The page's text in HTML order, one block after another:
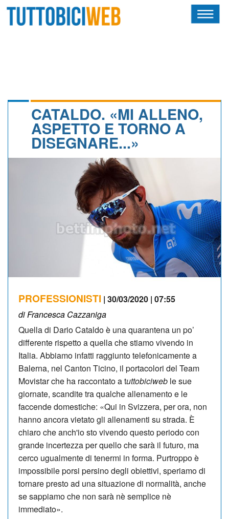
CALENDARIO
CATALDO. «MI ALLENO,
ASPETTO E TORNO A
DISEGNARE...»
PROFESSIONISTI | 30/03/2020 | 07:55
di Francesca Cazzaniga
Quella di Dario Cataldo è una quarantena un po’
differente rispetto a quella che stiamo vivendo in
Italia. Abbiamo infatti raggiunto telefonicamente a
Balerna, nel Canton Ticino, il portacolori del Team
Movistar che ha raccontato a tuttobiciweb le sue
giornate, scandite tra qualche allenamento e le
faccende domestiche: «Qui in Svizzera, per ora, non
hanno ancora vietato gli allenamenti su strada. È
chiaro che anch'io sto vivendo questo periodo con
grande incertezza per quello che sarà il futuro, ma
cerco ugualmente di tenermi in forma. Purtroppo è
impossibile porsi persino degli obiettivi, speriamo di
tornare presto ad una situazione di normalità, anche
se sappiamo che non sarà nè semplice nè
immediato».